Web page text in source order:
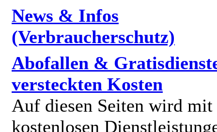
News & Infos
(Verbraucherschutz)
Abofallen &
versteckten Kosten
Auf diesen Seiten wird mit
kostenlosen